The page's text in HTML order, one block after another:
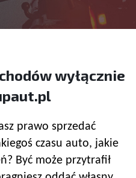
wyłącznie
prawo sprzedać
czasu auto, jakie
Być może przytrafił